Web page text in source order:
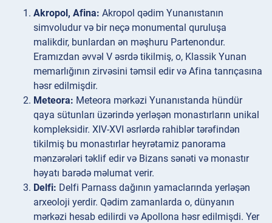
Akropol, Afina: Akropol qədim Yunanıstanın
simvoludur və bir neçə monumental quruluşa
malikdir, bunlardan ən məşhuru Partenondur.
Eramızdan əvvəl V əsrdə tikilmiş, o, Klassik Yunan
memarlığının zirvəsini təmsil edir və Afina tanrıçasına
həsr edilmişdir.
Meteora: Meteora mərkəzi Yunanıstanda hündür
qaya sütunları üzərində yerləşən monastırların unikal
kompleksidir. XIV-XVI əsrlərdə rahiblər tərəfindən
tikilmiş bu monastırlar heyrətamiz panorama
mənzərələri təklif edir və Bizans sənəti və monastır
həyatı barədə məlumat verir.
Delfi: Delfi Parnass dağının yamaclarında yerləşən
arxeoloji yerdir. Qədim zamanlarda o, dünyanın
mərkəzi hesab edilirdi və Apollona həsr edilmişdi. Yer